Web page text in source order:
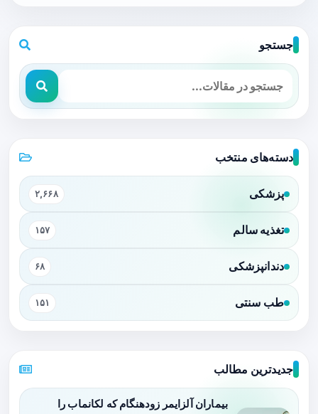
جستجو
دسته‌های منتخب
پزشکی ۲,۶۶۸
تغذیه سالم ۱۵۷
دندانپزشکی ۶۸
طب سنتی ۱۵۱
جدیدترین مطالب
بیماران آلزایمر زودهنگام که لکانماب را